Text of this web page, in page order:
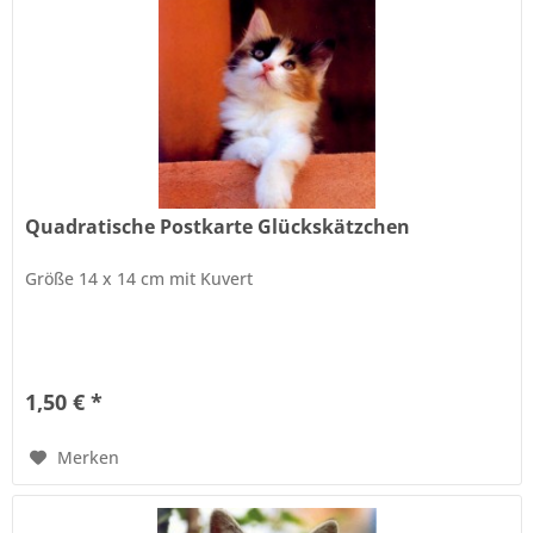
Quadratische Postkarte Glückskätzchen
Größe 14 x 14 cm mit Kuvert
1,50 € *
Merken